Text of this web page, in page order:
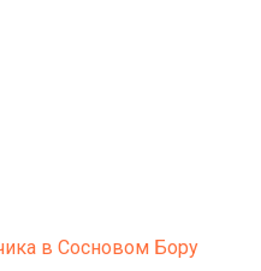
в Сосновом Бору